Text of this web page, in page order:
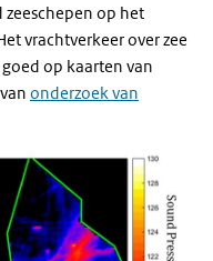
zeeschepen op het
vrachtverkeer over zee
op kaarten van
onderzoek van